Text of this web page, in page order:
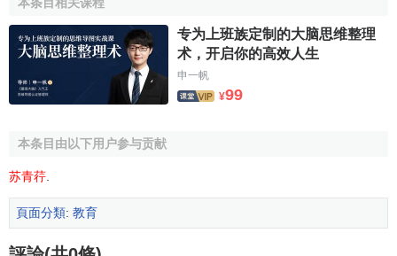
专为上班族定制的大脑思维整理
术，开启你的高效人生
申一帆
¥99
本条目由以下用户参与贡献
苏青荇
頁面分類: 教育